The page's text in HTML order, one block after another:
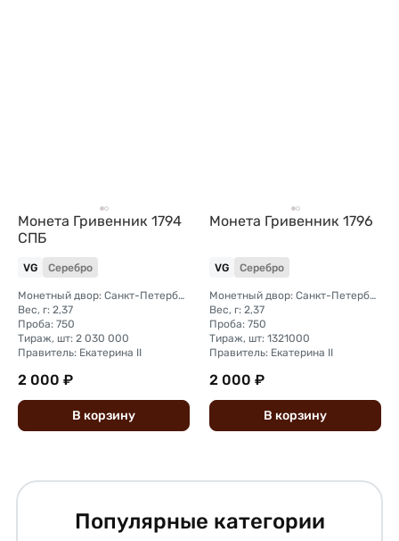
Монета Гривенник 1794
СПБ
VG Серебро
Монетный двор: Санкт-Петербургский монетный двор
Вес, г: 2,37
Проба: 750
Тираж, шт: 2 030 000
Правитель: Екатерина II
2 000 ₽
В корзину
Монета Гривенник 1796
VG Серебро
Монетный двор: Санкт-Петербургский монетный двор
Вес, г: 2,37
Проба: 750
Тираж, шт: 1321000
Правитель: Екатерина II
2 000 ₽
В корзину
Популярные категории